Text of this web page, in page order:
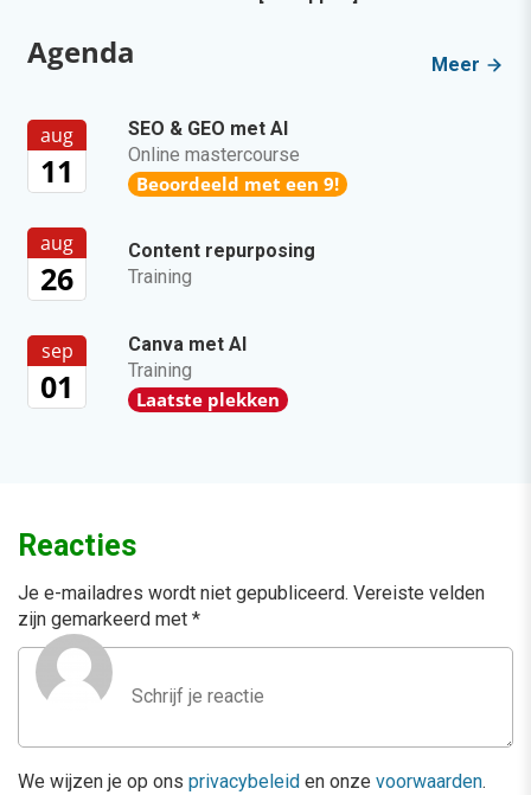
Agenda Meer
aug
11
SEO & GEO met AI
Online mastercourse
Beoordeeld met een 9!
aug
26
Content repurposing
Training
sep
01
Canva met AI
Training
Laatste plekken
Reacties
Je e-mailadres wordt niet gepubliceerd. Vereiste velden
zijn gemarkeerd met *
We wijzen je op ons privacybeleid en onze voorwaarden.